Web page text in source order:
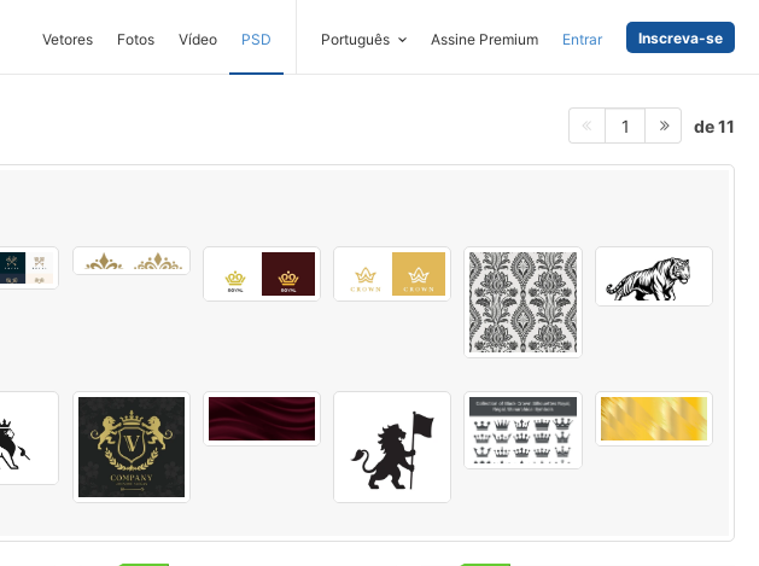
Vetores Fotos Vídeo PSD Português Assine Premium Entrar Inscreva-se
1 de 11